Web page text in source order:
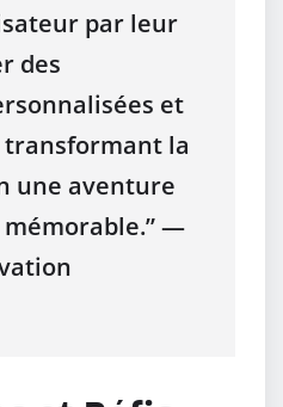
par leur
des
et
la
une aventure
—